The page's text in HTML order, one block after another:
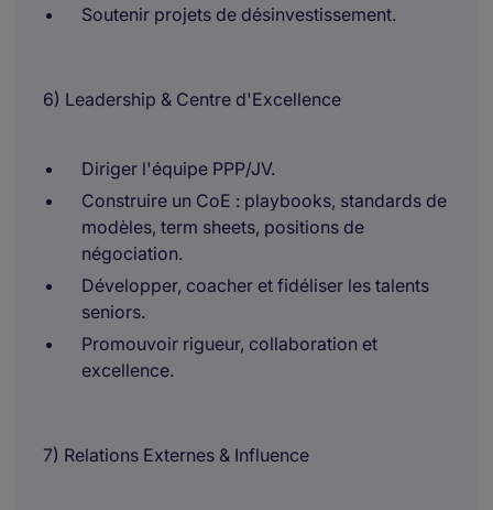
Soutenir projets de désinvestissement.
6) Leadership & Centre d'Excellence
Diriger l'équipe PPP/JV.
Construire un CoE : playbooks, standards de
modèles, term sheets, positions de
négociation.
Développer, coacher et fidéliser les talents
seniors.
Promouvoir rigueur, collaboration et
excellence.
7) Relations Externes & Influence